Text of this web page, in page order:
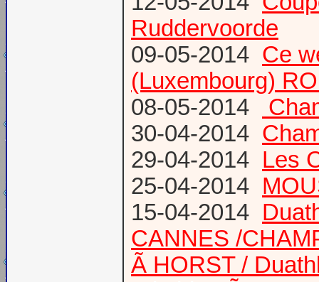
Ruddervoorde
09-05-2014 Ce
(Luxembourg)
08-05-2014
30-04-2014
29-04-2014 Les
25-04-2014
15-04-2014
CANNES /
Ã HORST /